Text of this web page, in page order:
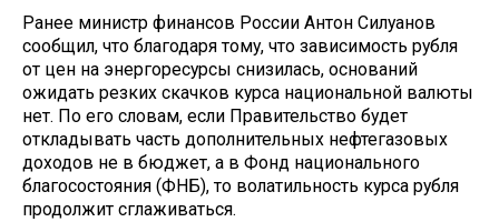
Ранее министр финансов России Антон Силуанов
сообщил, что благодаря тому, что зависимость рубля
от цен на энергоресурсы снизилась, оснований
ожидать резких скачков курса национальной валюты
нет. По его словам, если Правительство будет
откладывать часть дополнительных нефтегазовых
доходов не в бюджет, а в Фонд национального
благосостояния (ФНБ), то волатильность курса рубля
продолжит сглаживаться.